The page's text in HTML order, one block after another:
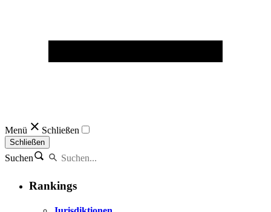
Menü Schließen
Schließen
Suchen
Rankings